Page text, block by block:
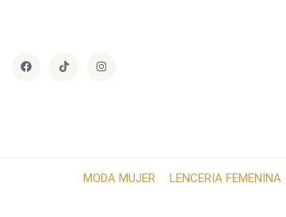
MODA MUJER LENCERIA FEMENINA